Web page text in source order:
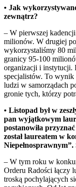
• Jak
zewnątrz?
– W pierwszej
milionów. W drugiej
wykorzystaliśmy 80
granicy 95-100
organizacji i instytucji.
specjalistów. To
ludzi w samorządach
gronie tych, którzy
• Listopad był w
pan wyjątkowym
postanowiła
został laureatem w
– W tym roku w
Orderu Radości łączy
troską pochylających